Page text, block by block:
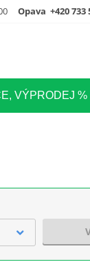
Opava +420 733
VÝPRODEJ %